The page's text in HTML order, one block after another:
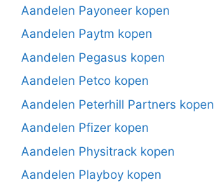
Aandelen Payoneer kopen
Aandelen Paytm kopen
Aandelen Pegasus kopen
Aandelen Petco kopen
Aandelen Peterhill Partners kopen
Aandelen Pfizer kopen
Aandelen Physitrack kopen
Aandelen Playboy kopen